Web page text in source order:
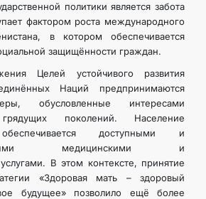
политики является забота
фактором роста международного
в котором обеспечивается
защищённости граждан.
Целей устойчивого развития
Наций предпринимаются
обусловленные интересами
поколений. Население
доступными и
медицинскими и
В этом контексте, принятие
«Здоровая мать – здоровый
будущее» позволило ещё более